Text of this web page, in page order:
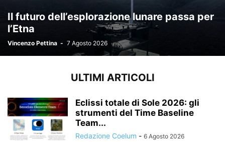
Il futuro dell’esplorazione lunare passa per
l’Etna
Vincenzo Pettina - 7 Agosto 2026
ULTIMI ARTICOLI
Eclissi totale di Sole 2026: gli
strumenti del Time Baseline
Team...
Redazione Coelum - 6 Agosto 2026